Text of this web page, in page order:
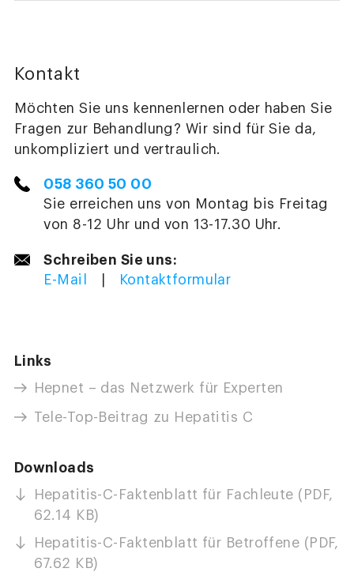
Kontakt
Möchten Sie uns kennenlernen oder haben Sie
Fragen zur Behandlung? Wir sind für Sie da,
unkompliziert und vertraulich.
058 360 50 00
Sie erreichen uns von Montag bis Freitag
von 8-12 Uhr und von 13-17.30 Uhr.
Schreiben Sie uns:
E-Mail Kontaktformular
Links
Hepnet – das Netzwerk für Experten
Tele-Top-Beitrag zu Hepatitis C
Downloads
Hepatitis-C-Faktenblatt für Fachleute (PDF,
62.14 KB)
Hepatitis-C-Faktenblatt für Betroffene (PDF,
67.62 KB)